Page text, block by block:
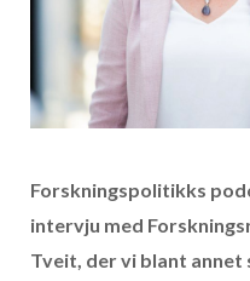
Forskningspolitikks
intervju med
Tveit, der vi blant